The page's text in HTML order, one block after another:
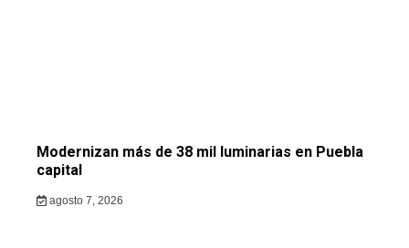
Modernizan más de 38 mil luminarias en Puebla
capital
agosto 7, 2026